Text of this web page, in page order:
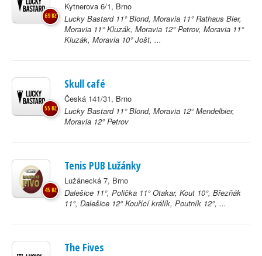
Kytnerova 6/1, Brno
Lucky Bastard 11° Blond, Moravia 11° Rathaus Bier,
Moravia 11° Kluzák, Moravia 12° Petrov, Moravia 11°
Kluzák, Moravia 10° Jošt, ...
69 Kč
Skull café
Česká 141/31, Brno
Lucky Bastard 11° Blond, Moravia 12° Mendelbier,
Moravia 12° Petrov
55 Kč
Tenis PUB Lužánky
Lužánecká 7, Brno
Dalešice 11°, Polička 11° Otakar, Kout 10°, Březňák
11°, Dalešice 12° Kouřící králík, Poutník 12°, ...
45 Kč
The Fives